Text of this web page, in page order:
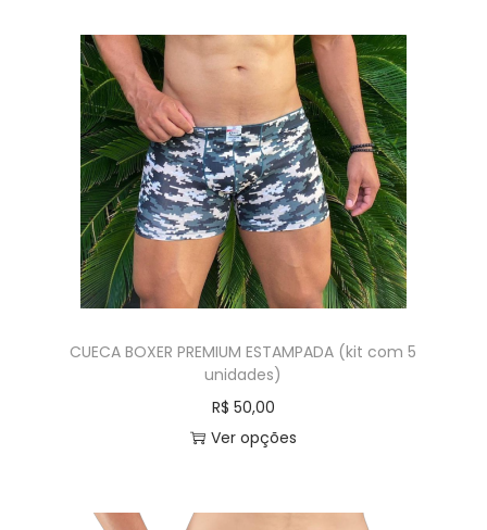
CUECA BOXER PREMIUM ESTAMPADA (kit com 5
unidades)
R$ 50,00
Ver opções